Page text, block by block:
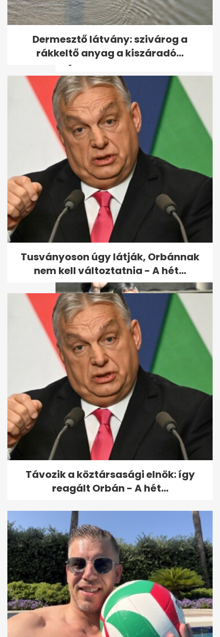
98 éves Benedek Gábor, a
legidősebb magyar olimpiai
bajnok - volt,...
Egerszegi Krisztina 50 éves
Orbán Viktorért tartanak
szentmisét a születésnapján
Budapesten
Dermesztő látvány: szivárog a
rákkeltő anyag a kiszáradó...
Tusványoson úgy látják, Orbánnak
nem kell változtatnia - A hét...
Távozik a köztársasági elnök: így
reagált Orbán - A hét...